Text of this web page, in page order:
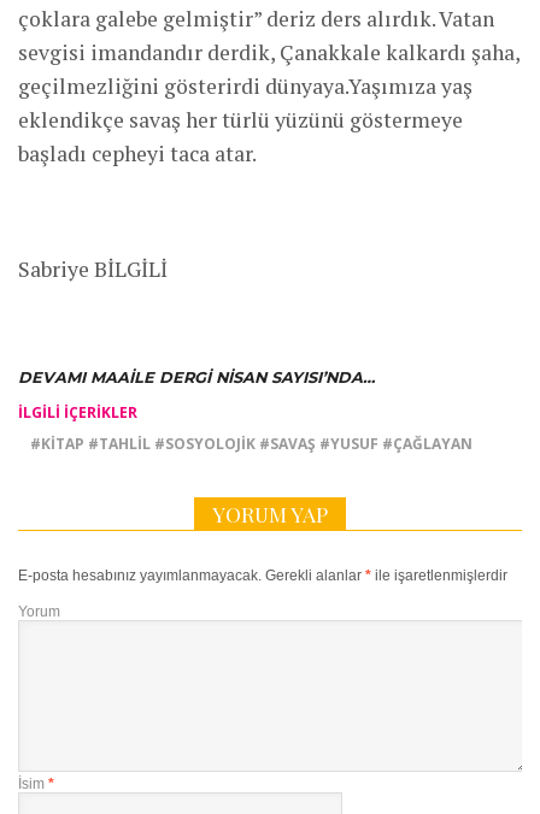
çoklara galebe gelmiştir” deriz ders alırdık. Vatan
sevgisi imandandır derdik, Çanakkale kalkardı şaha,
geçilmezliğini gösterirdi dünyaya.Yaşımıza yaş
eklendikçe savaş her türlü yüzünü göstermeye
başladı cepheyi taca atar.
Sabriye BİLGİLİ
DEVAMI MAAILE DERGI NISAN SAYISI’NDA…
İLGILI IÇERIKLER
#KITAP #TAHLIL #SOSYOLOJIK #SAVAŞ #YUSUF #ÇAĞLAYAN
YORUM YAP
E-posta hesabınız yayımlanmayacak. Gerekli alanlar * ile işaretlenmişlerdir
Yorum
İsim *